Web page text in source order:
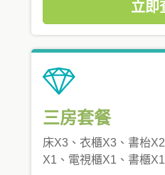
立即
三房套餐
床X3、衣櫃X3、書枱
X1、電視櫃X1、書櫃